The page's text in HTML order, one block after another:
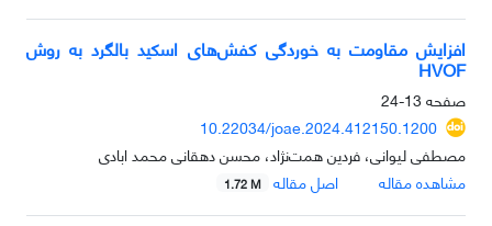
افزایش مقاومت به خوردگی کفش‌های اسکید بالگرد به روش
HVOF
صفحه 13-24
10.22034/joae.2024.412150.1200
مصطفی لیوانی، فردین همت‌نژاد، محسن دهقانی محمد ابادی
مشاهده مقاله
اصل مقاله 1.72 M